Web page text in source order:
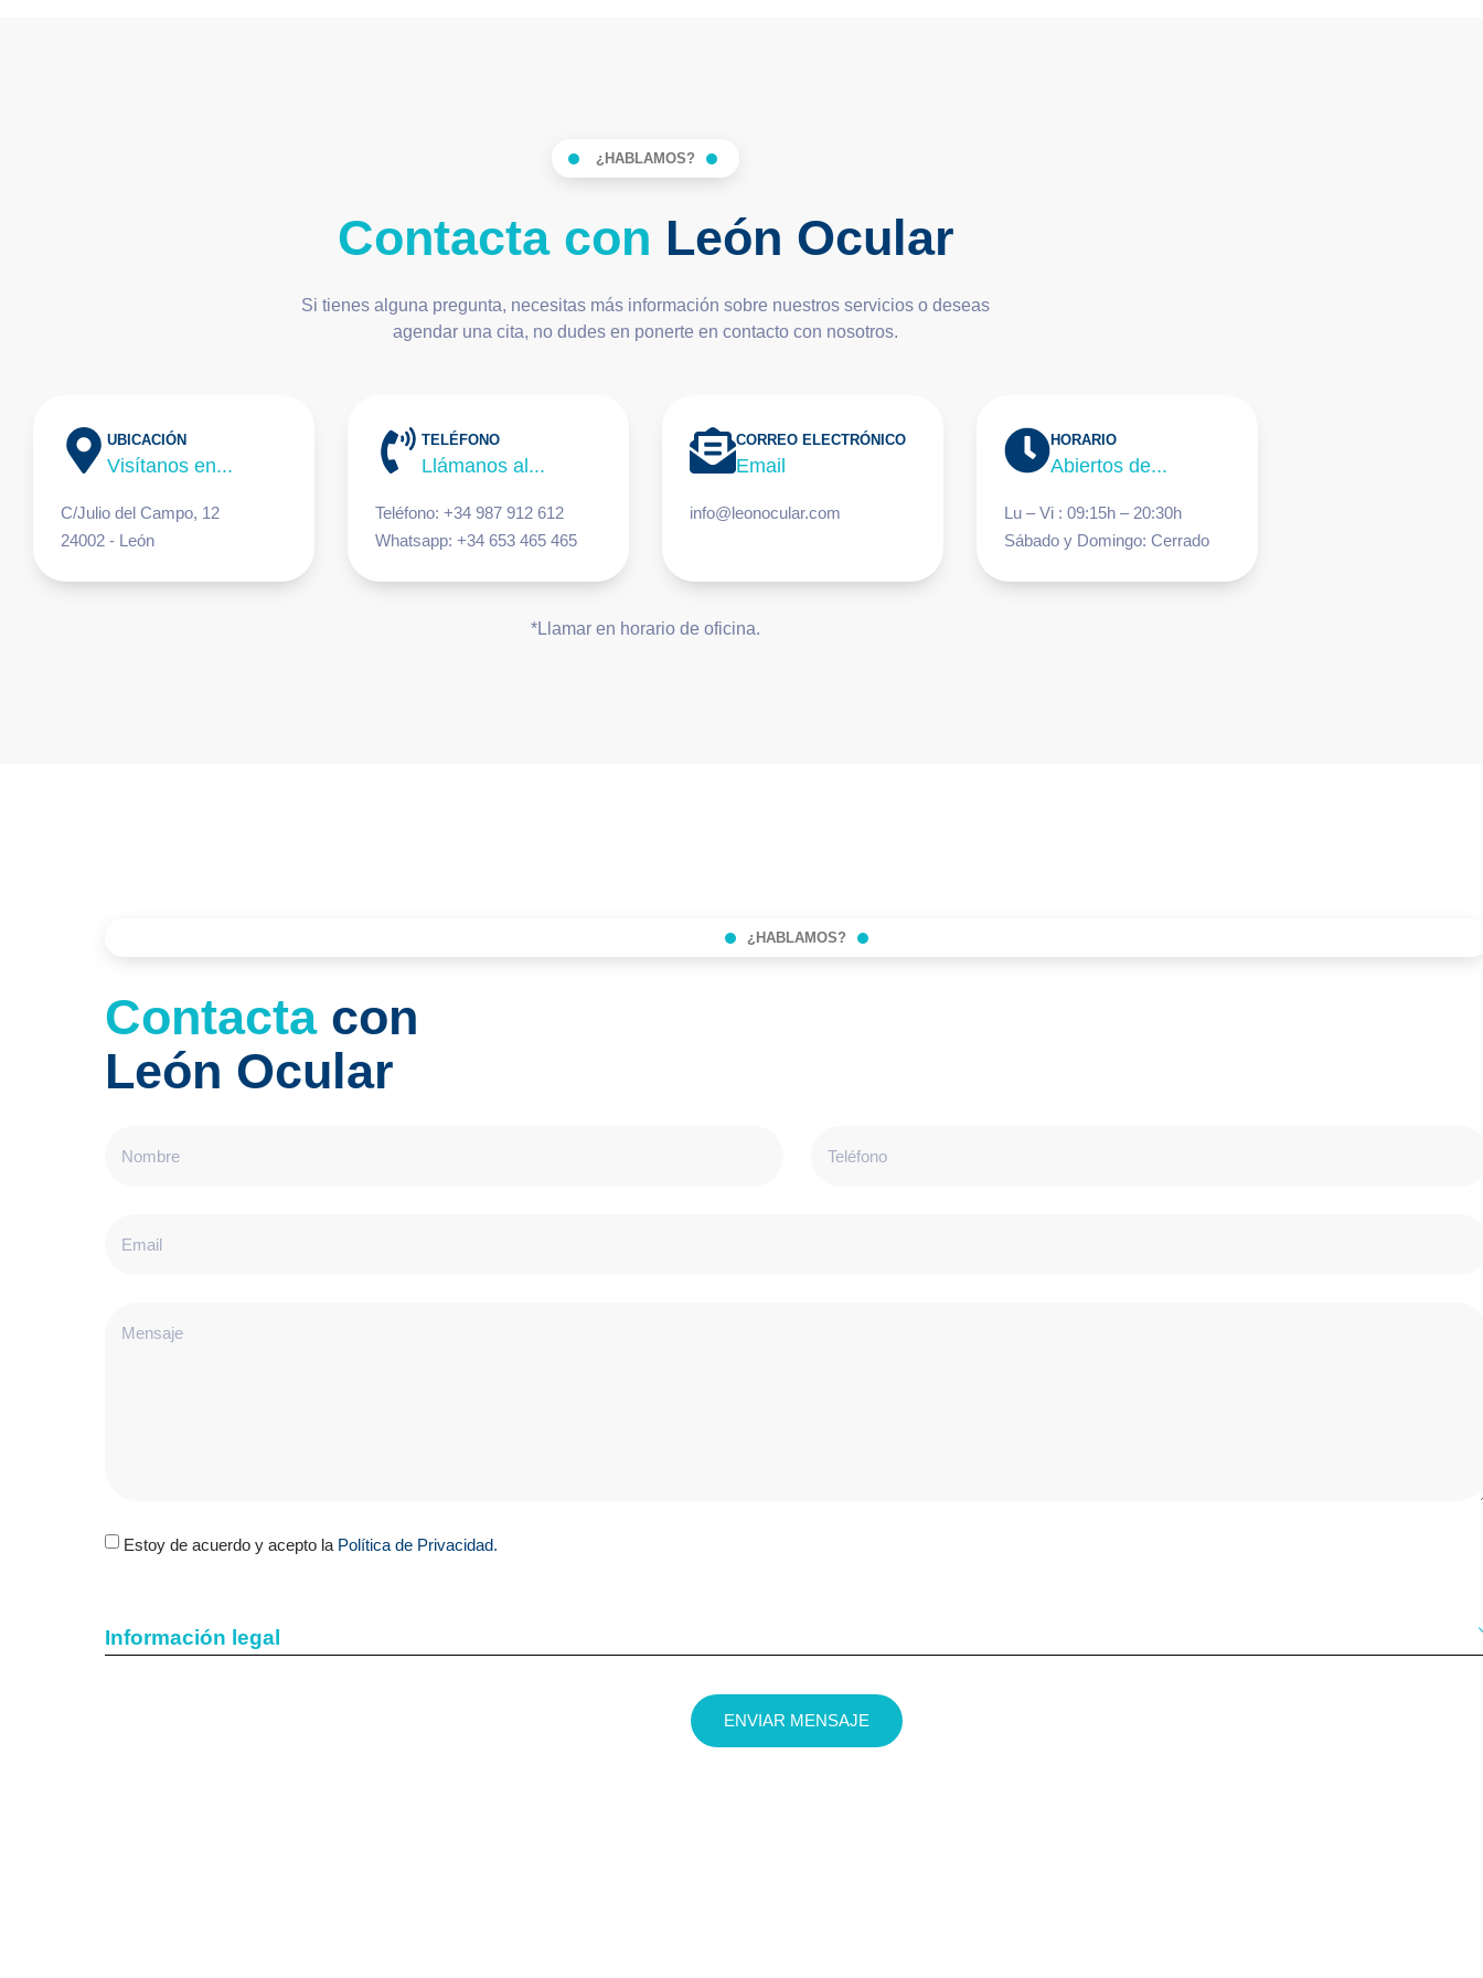
¿HABLAMOS?
Contacta con León Ocular
Si tienes alguna pregunta, necesitas más información sobre nuestros servicios o deseas
agendar una cita, no dudes en ponerte en contacto con nosotros.
UBICACIÓN
Visítanos en...
C/Julio del Campo, 12
24002 - León
TELÉFONO
Llámanos al...
Teléfono: +34 987 912 612
Whatsapp: +34 653 465 465
CORREO ELECTRÓNICO
Email
info@leonocular.com
HORARIO
Abiertos de...
Lu – Vi : 09:15h – 20:30h
Sábado y Domingo: Cerrado
*Llamar en horario de oficina.
¿HABLAMOS?
Contactacon
León Ocular
Estoy de acuerdo y acepto la Política de Privacidad.
Información legal
CONSENTIMIENTO PARA EL TRATAMIENTO DE DATOS PERSONALES
es el Responsable del tratamiento de los datos personales del usuario y le informa de que estos datos se tratarán de
ENVIAR MENSAJE